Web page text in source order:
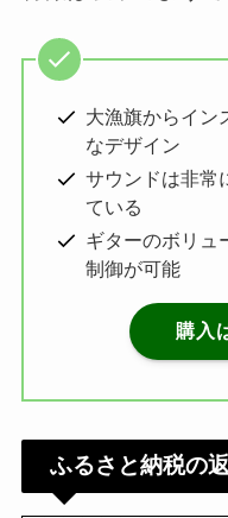
大漁旗からイン
なデザイン
サウンドは非常
ている
ギターのボリュ
制御が可能
購入
ふるさと納税の